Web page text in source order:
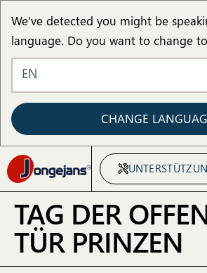
We've detected you might be
language. Do you want to change
EN
CHANGE
TAG DER
TÜR PRINZEN